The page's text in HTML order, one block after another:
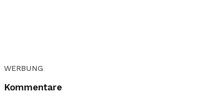
WERBUNG
Kommentare